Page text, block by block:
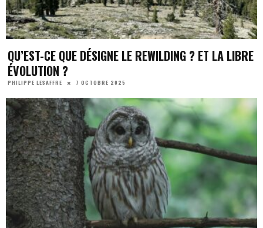
QU’EST-CE QUE DÉSIGNE LE REWILDING ? ET LA LIBRE
ÉVOLUTION ?
PHILIPPE LESAFFRE 7 OCTOBRE 2025